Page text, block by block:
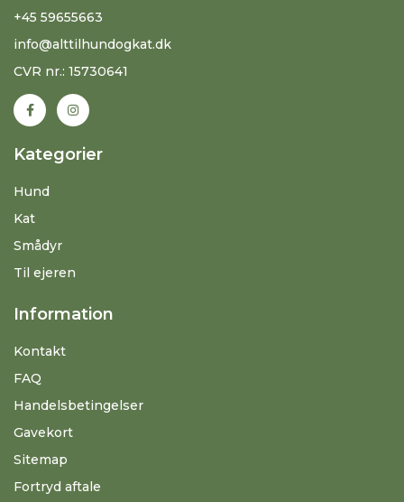
+45 59655663
info@alttilhundogkat.dk
CVR nr.: 15730641
Kategorier
Hund
Kat
Smådyr
Til ejeren
Information
Kontakt
FAQ
Handelsbetingelser
Gavekort
Sitemap
Fortryd aftale